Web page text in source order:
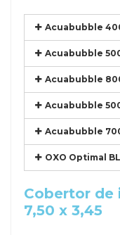
Acuabubble
Acuabubble
Acuabubble
Acuabubble
Acuabubble
OXO Optimal
Cobertor de
7,50 x 3,45